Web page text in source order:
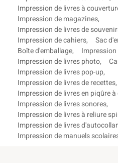
Impression de livres à
Impression de magazines,
Impression de livres de
Impression de cahiers, Sac
Boîte d'emballage, Impression
Impression de livres photo,
Impression de livres pop-up,
Impression de livres de recettes,
Impression de livres en piqûre à
Impression de livres sonores,
Impression de livres à reliure
Impression de livres
Impression de manuels